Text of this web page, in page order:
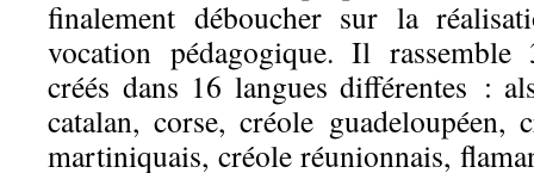
finalement déboucher sur la
vocation pédagogique. Il
créés dans 16 langues différentes :
catalan, corse, créole guadeloupéen,
martiniquais, créole réunionnais,